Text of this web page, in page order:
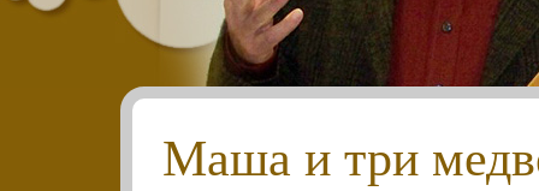
Маша и три